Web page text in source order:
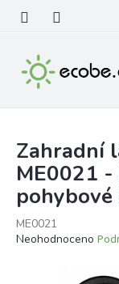
obsah
Zahradní
ME0021
pohybové
ME0021
Průměrné
Neohodnoceno